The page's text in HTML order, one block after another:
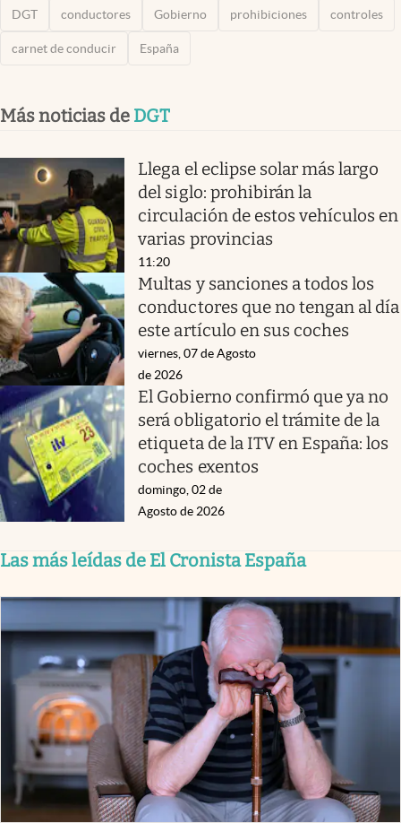
DGT conductores Gobierno prohibiciones controles
carnet de conducir España
Más noticias de DGT
Llega el eclipse solar más largo
del siglo: prohibirán la
circulación de estos vehículos en
varias provincias
11:20
Multas y sanciones a todos los
conductores que no tengan al día
este artículo en sus coches
viernes, 07 de Agosto
de 2026
El Gobierno confirmó que ya no
será obligatorio el trámite de la
etiqueta de la ITV en España: los
coches exentos
domingo, 02 de
Agosto de 2026
Las más leídas de El Cronista España